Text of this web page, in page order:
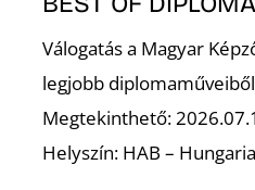
Válogatás a Magyar
legjobb diplomaműveiből
Megtekinthető:
Helyszín: HAB –